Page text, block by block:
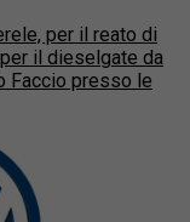
per il reato di
il dieselgate da
Faccio presso le